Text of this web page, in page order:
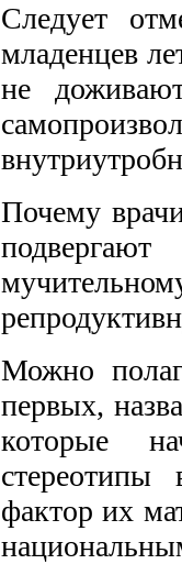
Следует
младенцев
не
Почему
Можно
первых,
которые
стереотипы
фактор их